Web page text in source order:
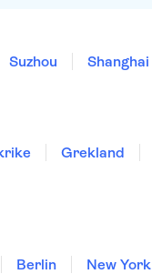
Suzhou Shanghai
Grekland
Berlin New York